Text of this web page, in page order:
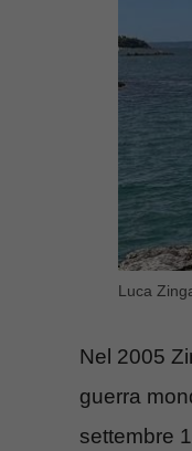
Luca
Nel 2005
guerra
settembre